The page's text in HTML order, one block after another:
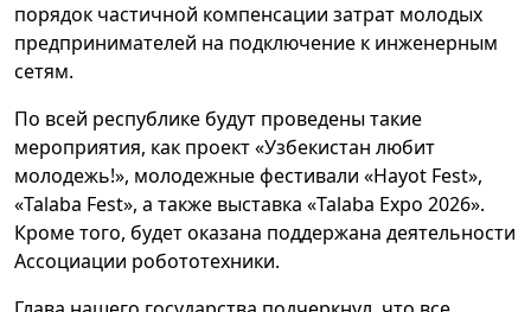
порядок частичной компенсации затрат молодых
предпринимателей на подключение к инженерным
сетям.
По всей республике будут проведены такие
мероприятия, как проект «Узбекистан любит
молодежь!», молодежные фестивали «Hayot Fest»,
«Talaba Fest», а также выставка «Talaba Expo 2026».
Кроме того, будет оказана поддержана деятельности
Ассоциации робототехники.